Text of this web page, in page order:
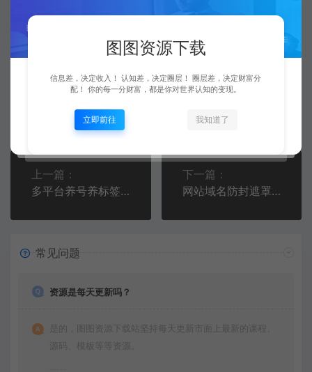
上一篇：
多平台养号养标签脚本，快速起号为你的账号打上标签【脚本+教程】
下一篇：
网站域名防封遮罩防红技术【详细教程+源码】
常见问题
资源是每天更新吗？
是的，图图资源下载站坚持每天更新市面上最新的课程、
源码、模板等等资源。
图图资源下载
信息差，决定收入！ 认知差，决定圈层！ 圈层差，决定财富分
配！ 你的每一分财富，都是你对世界认知的变现。
立即前往 我知道了